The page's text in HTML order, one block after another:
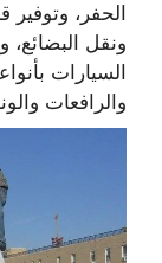
الحفر، وتوفير
ونقل البضائع،
السيارات
والرافعات